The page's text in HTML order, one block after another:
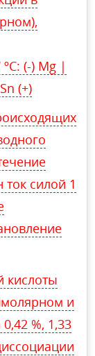
(-) Mg |
(+)
силой 1
кислоты
и
%, 1,33